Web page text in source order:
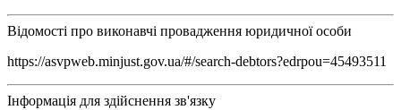
Відомості про виконавчі провадження юридичної особи
https://asvpweb.minjust.gov.ua/#/search-debtors?edrpou=45493511
Інформація для здійснення зв'язку